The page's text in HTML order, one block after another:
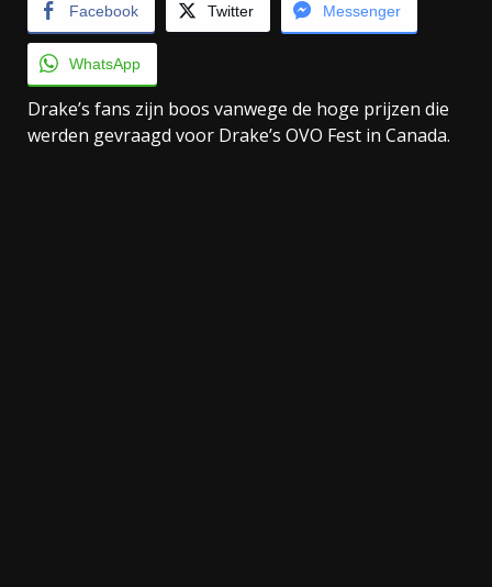
Facebook Twitter Messenger
WhatsApp
Drake’s fans zijn boos vanwege de hoge prijzen die
werden gevraagd voor Drake’s OVO Fest in Canada.